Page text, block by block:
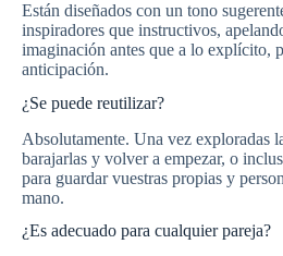
Están diseñados con un tono
inspiradores que instructivos,
imaginación antes que a lo explícito,
anticipación.
¿Se puede reutilizar?
Absolutamente. Una vez exploradas
barajarlas y volver a empezar, o
para guardar vuestras propias y
mano.
¿Es adecuado para cualquier pareja?